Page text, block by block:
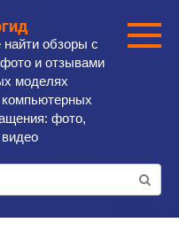
обзоры с
и отзывами
моделях
фото,